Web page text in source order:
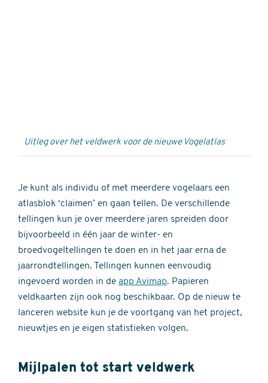
Uitleg over het veldwerk voor de nieuwe Vogelatlas
Je kunt als individu of met meerdere vogelaars een
atlasblok ‘claimen’ en gaan tellen. De verschillende
tellingen kun je over meerdere jaren spreiden door
bijvoorbeeld in één jaar de winter- en
broedvogeltellingen te doen en in het jaar erna de
jaarrondtellingen. Tellingen kunnen eenvoudig
ingevoerd worden in de app Avimap. Papieren
veldkaarten zijn ook nog beschikbaar. Op de nieuw te
lanceren website kun je de voortgang van het project,
nieuwtjes en je eigen statistieken volgen.
Mijlpalen tot start veldwerk